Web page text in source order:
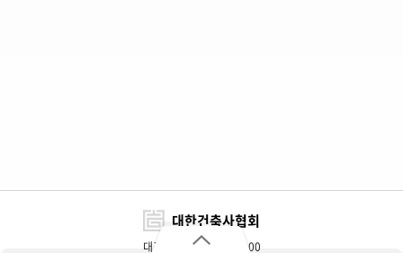
대한건축사협회
대표전화 : 02-3415-6800